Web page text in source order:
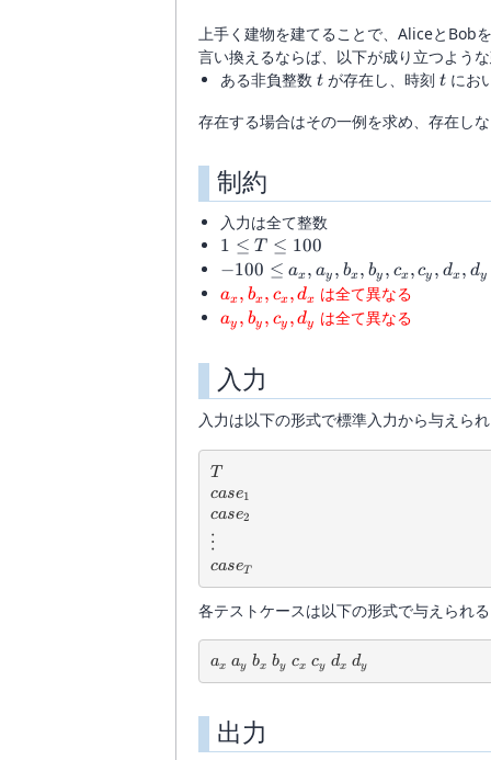
200
上手く建物を建てることで、AliceとBob
言い換えるならば、以下が成り立つよう
ある非負整数 t
t が存在し、時刻 t
t にお
存在する場合はその一例を求め、存在し
制約
入力は全て整数
1
\leq
T
\leq
100
1 ≤ T ≤ 100
-100
\leq
a_x,
a_y,
b_y,
c_x,
c_y,
d_x,
d_y
\leq
100
−100 ≤ ax, ay , bx, by , cx , cy , dx, dy
a_x,
b_x,
c_x,
ax, bx, cx , dx は全て異なる
a_y,
d_y
ay , by , cy , dy は全て異なる
入力
入力は以下の形式で標準入力から与えら
T
T
case_1
case1
case_2
case2
\vdots
⋮
case_T
caseT
各テストケースは以下の形式で与えられ
a_x\ a_y\ b_x\ b_y\ c_x\ c_y\ d_x\
ax ay bx by cx cy dx dy
出力